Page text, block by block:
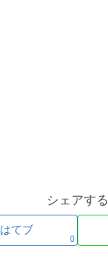
シェアする
はてブ
0